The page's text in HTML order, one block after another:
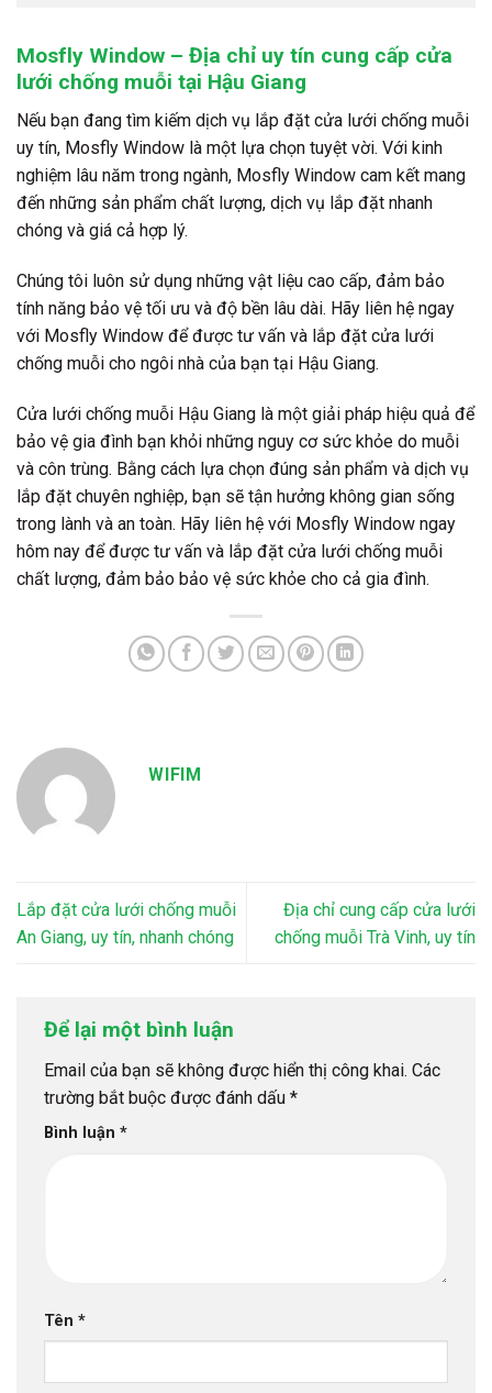
Mosfly Window – Địa chỉ uy tín cung cấp cửa
lưới chống muỗi tại Hậu Giang
Nếu bạn đang tìm kiếm dịch vụ lắp đặt cửa lưới chống muỗi
uy tín, Mosfly Window là một lựa chọn tuyệt vời. Với kinh
nghiệm lâu năm trong ngành, Mosfly Window cam kết mang
đến những sản phẩm chất lượng, dịch vụ lắp đặt nhanh
chóng và giá cả hợp lý.
Chúng tôi luôn sử dụng những vật liệu cao cấp, đảm bảo
tính năng bảo vệ tối ưu và độ bền lâu dài. Hãy liên hệ ngay
với Mosfly Window để được tư vấn và lắp đặt cửa lưới
chống muỗi cho ngôi nhà của bạn tại Hậu Giang.
Cửa lưới chống muỗi Hậu Giang là một giải pháp hiệu quả để
bảo vệ gia đình bạn khỏi những nguy cơ sức khỏe do muỗi
và côn trùng. Bằng cách lựa chọn đúng sản phẩm và dịch vụ
lắp đặt chuyên nghiệp, bạn sẽ tận hưởng không gian sống
trong lành và an toàn. Hãy liên hệ với Mosfly Window ngay
hôm nay để được tư vấn và lắp đặt cửa lưới chống muỗi
chất lượng, đảm bảo bảo vệ sức khỏe cho cả gia đình.
WIFIM
Lắp đặt cửa lưới chống muỗi
An Giang, uy tín, nhanh chóng
Địa chỉ cung cấp cửa lưới
chống muỗi Trà Vinh, uy tín
Để lại một bình luận
Email của bạn sẽ không được hiển thị công khai. Các
trường bắt buộc được đánh dấu *
Bình luận *
Tên *